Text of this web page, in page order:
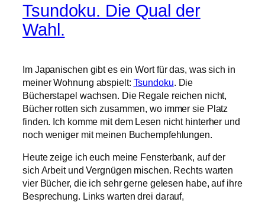
Tsundoku. Die Qual der
Wahl.
Im Japanischen gibt es ein Wort für das, was sich in
meiner Wohnung abspielt: Tsundoku . Die
Bücherstapel wachsen. Die Regale reichen nicht,
Bücher rotten sich zusammen, wo immer sie Platz
finden. Ich komme mit dem Lesen nicht hinterher und
noch weniger mit meinen Buchempfehlungen.
Heute zeige ich euch meine Fensterbank, auf der
sich Arbeit und Vergnügen mischen. Rechts warten
vier Bücher, die ich sehr gerne gelesen habe, auf ihre
Besprechung. Links warten drei darauf,